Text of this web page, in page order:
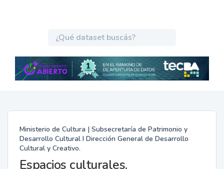
Ministerio de Cultura | Subsecretaría de Patrimonio y
Desarrollo Cultural I Dirección General de Desarrollo
Cultural y Creativo.
Espacios culturales.